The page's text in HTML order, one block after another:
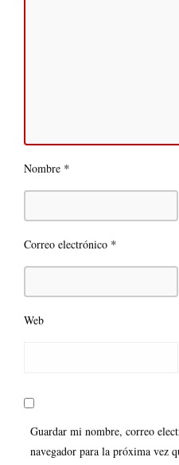
Nombre *
Correo electrónico *
Web
Guardar mi nombre, correo
navegador para la próxima vez